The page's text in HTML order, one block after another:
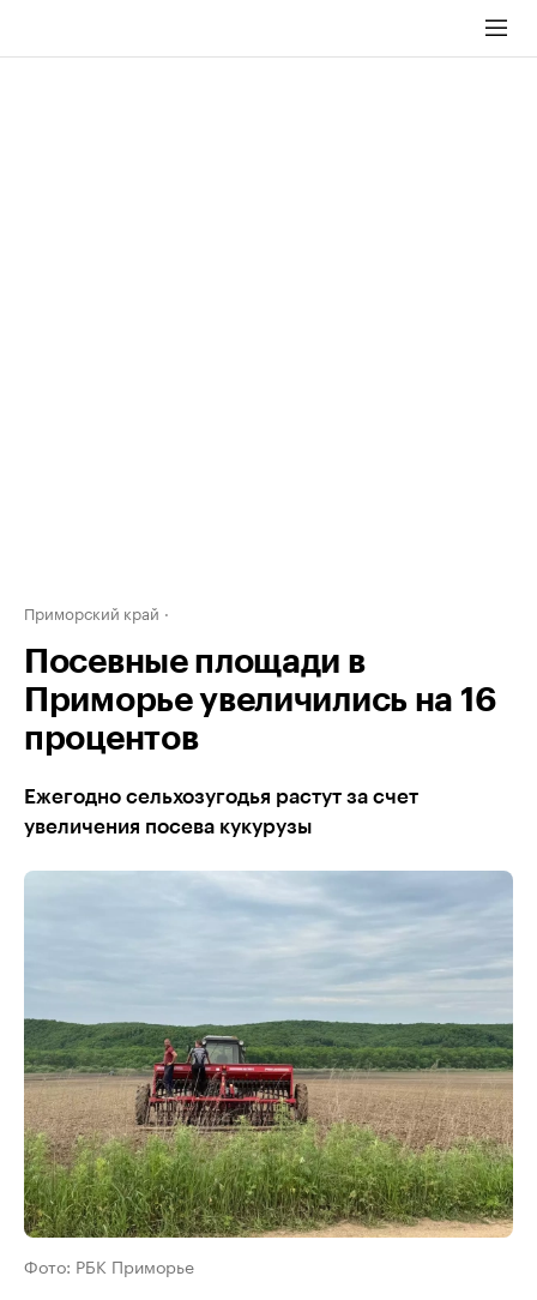
Приморский край
Посевные площади в
Приморье увеличились на 16
процентов
Ежегодно сельхозугодья растут за счет
увеличения посева кукурузы
Фото: РБК Приморье